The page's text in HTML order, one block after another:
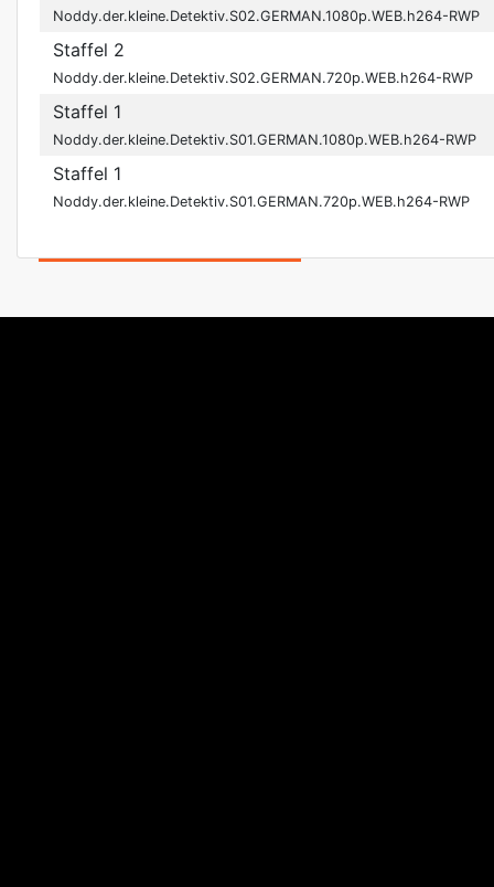
Noddy.der.kleine.Detektiv.S02.GERMAN.1080p.WEB.h264-RWP
Staffel 2
Noddy.der.kleine.Detektiv.S02.GERMAN.720p.WEB.h264-RWP
Staffel 1
Noddy.der.kleine.Detektiv.S01.GERMAN.1080p.WEB.h264-RWP
Staffel 1
Noddy.der.kleine.Detektiv.S01.GERMAN.720p.WEB.h264-RWP